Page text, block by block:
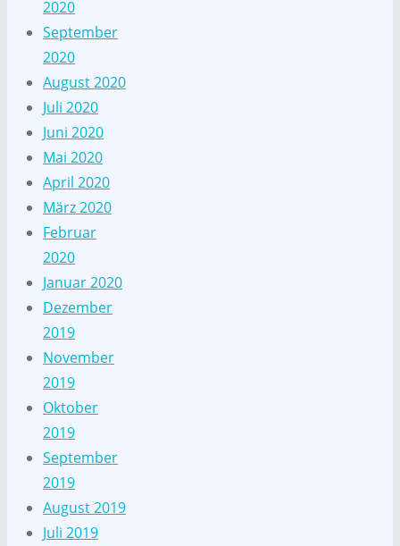
2020
September
2020
August 2020
Juli 2020
Juni 2020
Mai 2020
April 2020
März 2020
Februar
2020
Januar 2020
Dezember
2019
November
2019
Oktober
2019
September
2019
August 2019
Juli 2019